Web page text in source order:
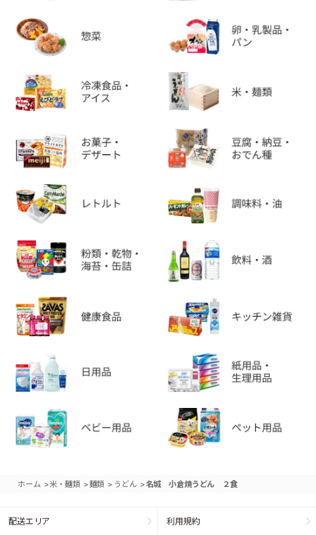
ホーム >米・麺類 >麺類 > うどん >名城 小倉焼うどん ２食
配送エリア 利用規約